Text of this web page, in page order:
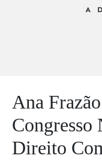
Ana
Congresso
Direito